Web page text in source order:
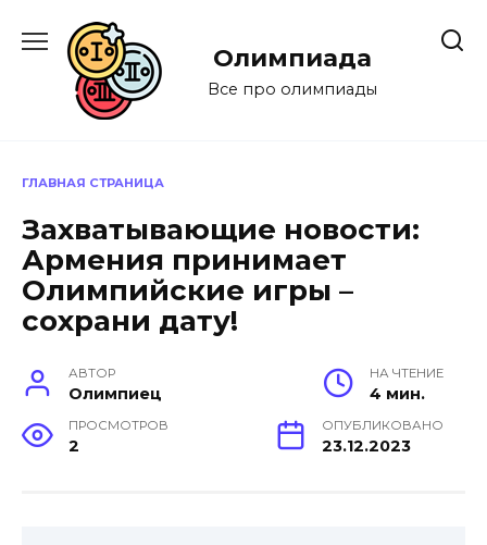
содержанию
Олимпиада
Все про олимпиады
ГЛАВНАЯ СТРАНИЦА
Захватывающие новости:
Армения принимает
Олимпийские игры –
сохрани дату!
АВТОР
Олимпиец
НА ЧТЕНИЕ
4 мин.
ПРОСМОТРОВ
2
ОПУБЛИКОВАНО
23.12.2023